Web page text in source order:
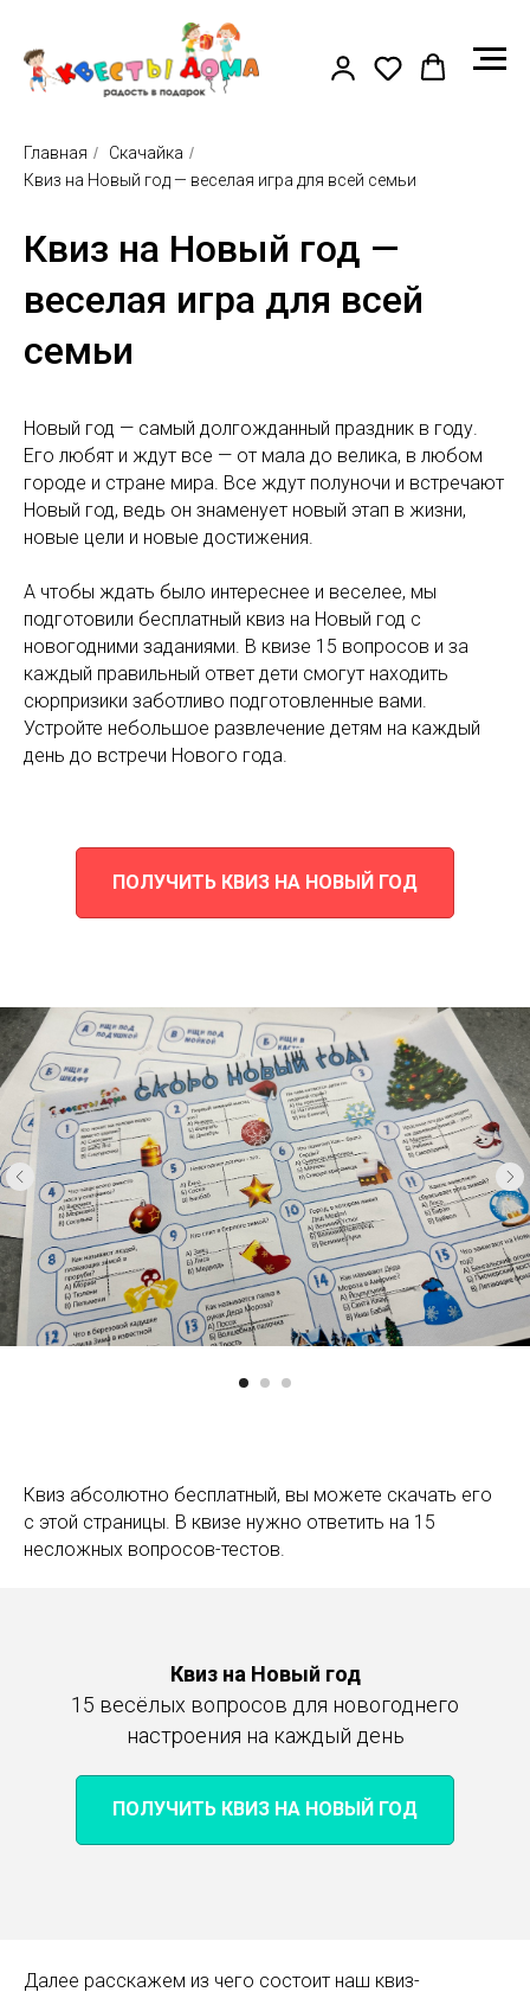
Главная / Скачайка /
Квиз на Новый год — веселая игра для всей семьи
Квиз на Новый год —
веселая игра для всей
семьи
Новый год — самый долгожданный праздник в году.
Его любят и ждут все — от мала до велика, в любом
городе и стране мира. Все ждут полуночи и встречают
Новый год, ведь он знаменует новый этап в жизни,
новые цели и новые достижения.
А чтобы ждать было интереснее и веселее, мы
подготовили бесплатный квиз на Новый год с
новогодними заданиями. В квизе 15 вопросов и за
каждый правильный ответ дети смогут находить
сюрпризики заботливо подготовленные вами.
Устройте небольшое развлечение детям на каждый
день до встречи Нового года.
ПОЛУЧИТЬ КВИЗ НА НОВЫЙ ГОД
Квиз абсолютно бесплатный, вы можете скачать его
с этой страницы. В квизе нужно ответить на 15
несложных вопросов-тестов.
Квиз на Новый год
15 весёлых вопросов для новогоднего
настроения на каждый день
ПОЛУЧИТЬ КВИЗ НА НОВЫЙ ГОД
Далее расскажем из чего состоит наш квиз-